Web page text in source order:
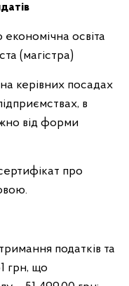
освіта
(магістра)
керівних посадах
в
від форми
про
податків та
грн, що